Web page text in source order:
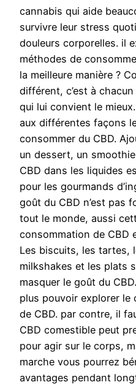
cannabis qui aide
survivre leur stress
douleurs corporelles. il
méthodes de
la meilleure manière ?
différent, c’est à
qui lui convient le
aux différentes façons
consommer du CBD.
un dessert, un
CBD dans les liquides
pour les gourmands
goût du CBD n’est pas
tout le monde, aussi
consommation de CBD
Les biscuits, les tartes,
milkshakes et les plats
masquer le goût du
plus pouvoir explorer le
de CBD. par contre, il
CBD comestible peut
pour agir sur le corps,
marche vous pourrez
avantages pendant